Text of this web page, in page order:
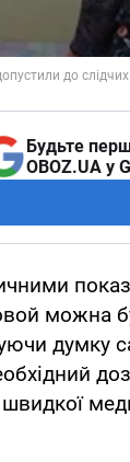
Будьте
OBOZ.UA у
можна
думку
швидкої